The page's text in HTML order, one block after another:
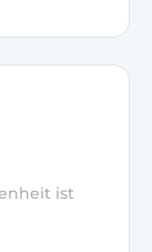
ist